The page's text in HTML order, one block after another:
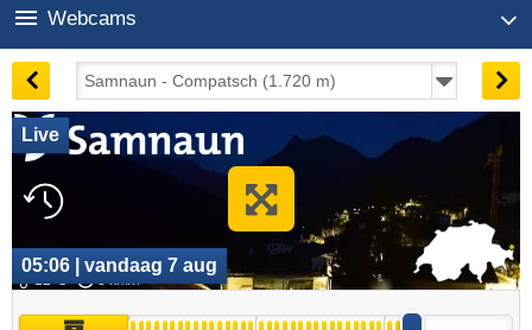
Webcams
12°C 3 km/h
Live
05:06 | vandaag 7 aug